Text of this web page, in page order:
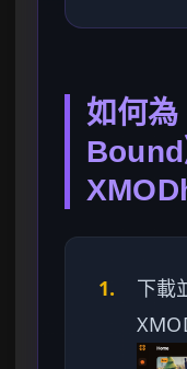
如何
Bound
1.
下載